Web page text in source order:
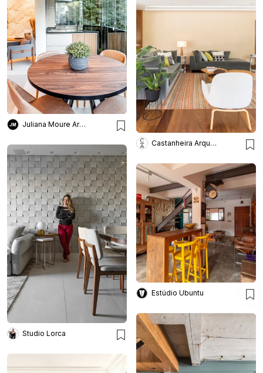
Juliana Moure Arquiteta
Castanheira Arquitetura
Studio Lorca
Estúdio Ubuntu